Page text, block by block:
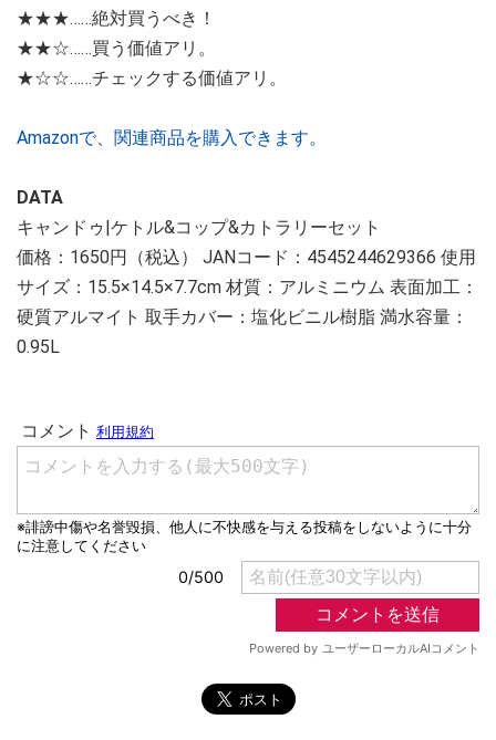
★★★……絶対買うべき！
★★☆……買う価値アリ。
★☆☆……チェックする価値アリ。
Amazonで、関連商品を購入できます。
DATA
キャンドゥ|ケトル&コップ&カトラリーセット
価格：1650円（税込） JANコード：4545244629366 使用
サイズ：15.5×14.5×7.7cm 材質：アルミニウム 表面加工：
硬質アルマイト 取手カバー：塩化ビニル樹脂 満水容量：
0.95L